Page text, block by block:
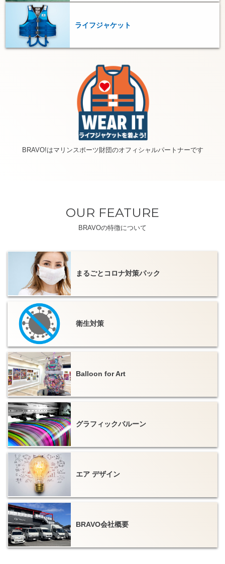
ライフジャケット
BRAVO!はマリンスポーツ財団のオフィシャルパートナーです
OUR FEATURE
BRAVOの特徴について
まるごとコロナ対策パック
衛生対策
Balloon for Art
グラフィックバルーン
エア デザイン
BRAVO会社概要